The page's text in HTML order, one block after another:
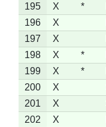
195
X *
196
X
197
X
198
X *
199
X *
200
X
201
X
202
X